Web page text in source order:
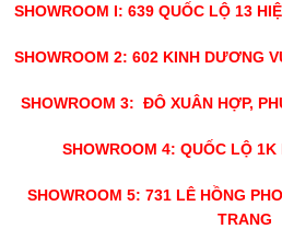
SHOWROOM I: 639 QUỐC LỘ 13
SHOWROOM 2: 602 KINH DƯƠNG
SHOWROOM 3: ĐÔ XUÂN HỢP,
SHOWROOM 4: QUỐC LỘ
SHOWROOM 5: 731 LÊ HỒNG
TRANG